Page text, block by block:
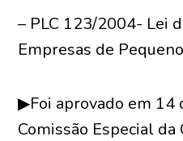
– PLC 123/2004- Lei
Empresas de
▶Foi aprovado em 14
Comissão Especial da